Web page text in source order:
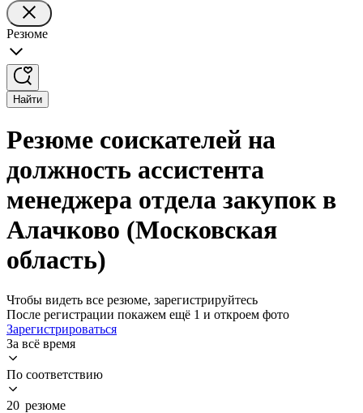
Резюме
Найти
Резюме соискателей на
должность ассистента
менеджера отдела закупок в
Алачково (Московская
область)
Чтобы видеть все резюме, зарегистрируйтесь
После регистрации покажем ещё 1 и откроем фото
Зарегистрироваться
За всё время
По соответствию
20 резюме